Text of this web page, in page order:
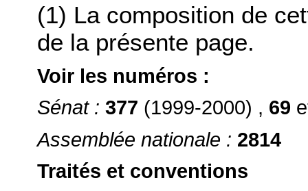
(1) La composition de
de la présente page.
Voir les numéros :
Sénat : 377 (1999-2000) , 69
Assemblée nationale : 2814
Traités et conventions